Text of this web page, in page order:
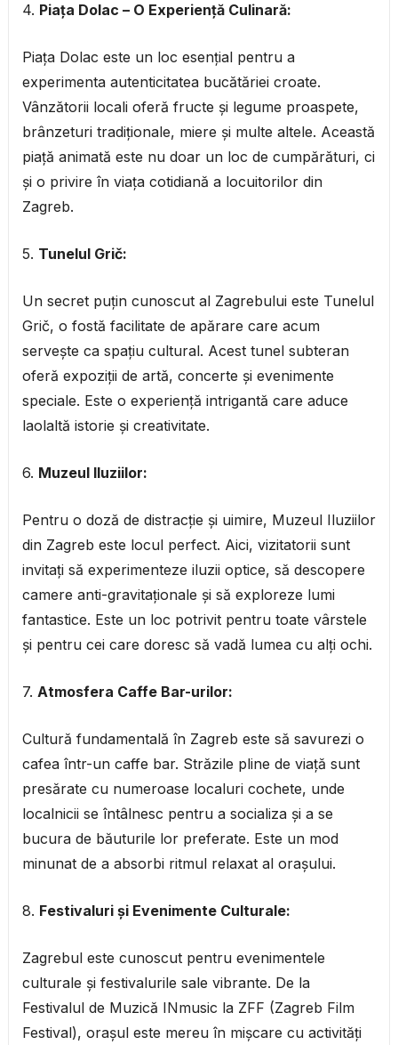
4. Piața Dolac – O Experiență Culinară:
Piața Dolac este un loc esențial pentru a
experimenta autenticitatea bucătăriei croate.
Vânzătorii locali oferă fructe și legume proaspete,
brânzeturi tradiționale, miere și multe altele. Această
piață animată este nu doar un loc de cumpărături, ci
și o privire în viața cotidiană a locuitorilor din
Zagreb.
5. Tunelul Grič:
Un secret puțin cunoscut al Zagrebului este Tunelul
Grič, o fostă facilitate de apărare care acum
servește ca spațiu cultural. Acest tunel subteran
oferă expoziții de artă, concerte și evenimente
speciale. Este o experiență intrigantă care aduce
laolaltă istorie și creativitate.
6. Muzeul Iluziilor:
Pentru o doză de distracție și uimire, Muzeul Iluziilor
din Zagreb este locul perfect. Aici, vizitatorii sunt
invitați să experimenteze iluzii optice, să descopere
camere anti-gravitaționale și să exploreze lumi
fantastice. Este un loc potrivit pentru toate vârstele
și pentru cei care doresc să vadă lumea cu alți ochi.
7. Atmosfera Caffe Bar-urilor:
Cultură fundamentală în Zagreb este să savurezi o
cafea într-un caffe bar. Străzile pline de viață sunt
presărate cu numeroase localuri cochete, unde
localnicii se întâlnesc pentru a socializa și a se
bucura de băuturile lor preferate. Este un mod
minunat de a absorbi ritmul relaxat al orașului.
8. Festivaluri și Evenimente Culturale:
Zagrebul este cunoscut pentru evenimentele
culturale și festivalurile sale vibrante. De la
Festivalul de Muzică INmusic la ZFF (Zagreb Film
Festival), orașul este mereu în mișcare cu activități